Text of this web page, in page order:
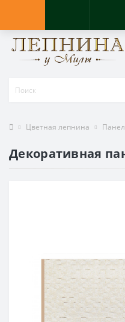
Цветная лепнина
Декоративная